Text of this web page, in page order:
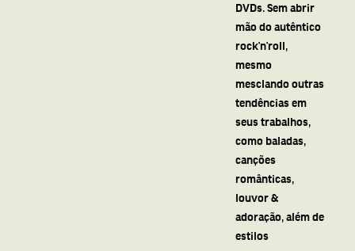
DVDs. Sem abrir
mão do autêntico
rock’n’roll,
mesmo
mesclando outras
tendências em
seus trabalhos,
como baladas,
canções
românticas,
louvor &
adoração, além de
estilos